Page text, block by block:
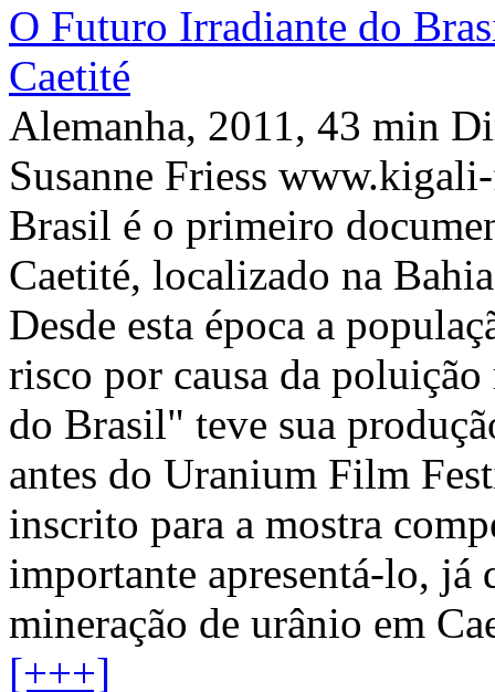
O Futuro Irradiante do
Caetité
Alemanha, 2011, 43 min
Susanne Friess
Brasil é o primeiro
Caetité, localizado na
Desde esta época a
risco por causa da
do Brasil" teve sua
antes do Uranium Film
inscrito para a mostra
importante apresentá-lo,
mineração de urânio em
[+++]